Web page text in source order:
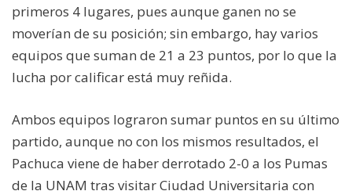
primeros 4 lugares, pues aunque ganen no se
moverían de su posición; sin embargo, hay varios
equipos que suman de 21 a 23 puntos, por lo que la
lucha por calificar está muy reñida.
Ambos equipos lograron sumar puntos en su último
partido, aunque no con los mismos resultados, el
Pachuca viene de haber derrotado 2-0 a los Pumas
de la UNAM tras visitar Ciudad Universitaria con